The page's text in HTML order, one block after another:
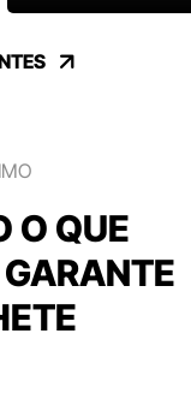
O QUE